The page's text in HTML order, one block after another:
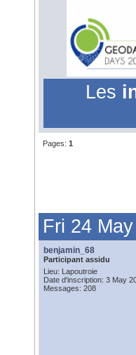
Les
Pages: 1
Fri 24
benjamin_68
Participant assidu
Lieu: Lapoutroie
Date d'inscription: 3 May
Messages: 208